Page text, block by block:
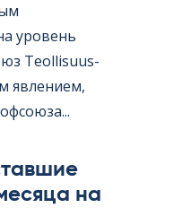
уровень
Teol­li­suus­
явлением,
на